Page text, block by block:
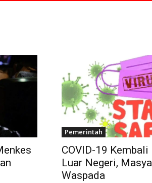
Pemerintah
COVID-19
Luar Negeri,
Waspada